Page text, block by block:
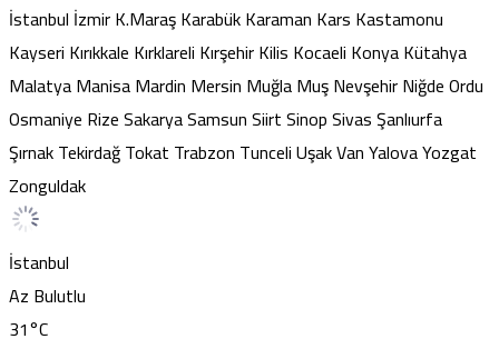
İstanbul İzmirK.MaraşKarabükKaraman Kars Kastamonu
Kayseri Kırıkkale Kırklareli KırşehirKilis Kocaeli KonyaKütahya
MalatyaManisaMardin Mersin MuğlaMuşNevşehirNiğdeOrdu
Osmaniye RizeSakaryaSamsunSiirtSinopSivasŞanlıurfa
ŞırnakTekirdağTokat Trabzon TunceliUşakVanYalovaYozgat
Zonguldak
İstanbul
Az Bulutlu
31°C